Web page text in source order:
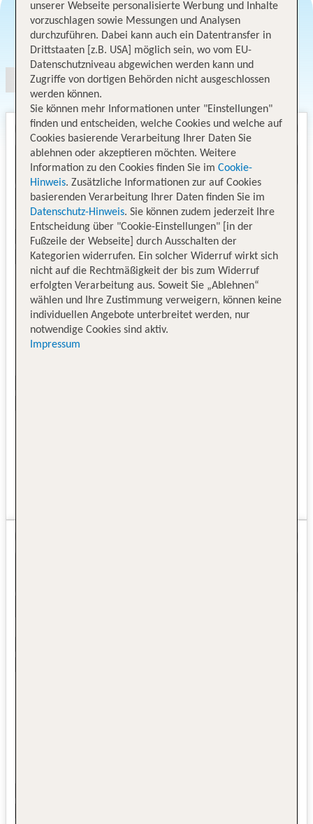
Angebotsauswahl
unserer Webseite personalisierte Werbung und Inhalte
vorzuschlagen sowie Messungen und Analysen
durchzuführen. Dabei kann auch ein Datentransfer in
Drittstaaten [z.B. USA] möglich sein, wo vom EU-
Datenschutzniveau abgewichen werden kann und
Zugriffe von dortigen Behörden nicht ausgeschlossen
werden können.
Sie können mehr Informationen unter "Einstellungen"
finden und entscheiden, welche Cookies und welche auf
Cookies basierende Verarbeitung Ihrer Daten Sie
ablehnen oder akzeptieren möchten. Weitere
Information zu den Cookies finden Sie im Cookie-
Hinweis. Zusätzliche Informationen zur auf Cookies
basierenden Verarbeitung Ihrer Daten finden Sie im
Datenschutz-Hinweis. Sie können zudem jederzeit Ihre
Entscheidung über "Cookie-Einstellungen" [in der
Fußzeile der Webseite] durch Ausschalten der
Kategorien widerrufen. Ein solcher Widerruf wirkt sich
nicht auf die Rechtmäßigkeit der bis zum Widerruf
erfolgten Verarbeitung aus. Soweit Sie „Ablehnen“
wählen und Ihre Zustimmung verweigern, können keine
individuellen Angebote unterbreitet werden, nur
notwendige Cookies sind aktiv.
Impressum